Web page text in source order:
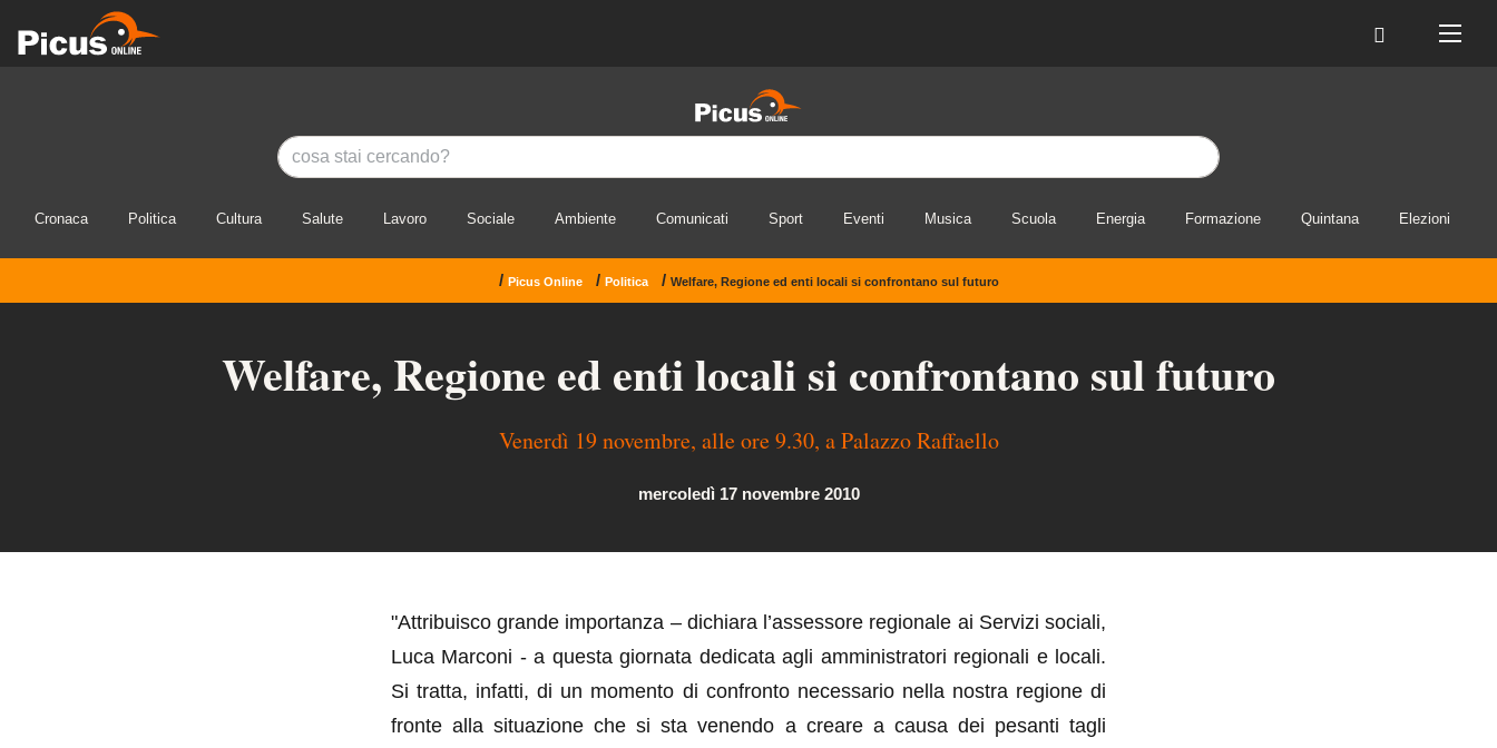
Cronaca Politica Cultura Salute Lavoro Sociale Ambiente Comunicati Sport Eventi Musica Scuola Energia Formazione Quintana Elezioni
/ Picus Online / Politica / Welfare, Regione ed enti locali si confrontano sul futuro
Welfare, Regione ed enti locali si confrontano sul futuro
Venerdì 19 novembre, alle ore 9.30, a Palazzo Raffaello
mercoledì 17 novembre 2010
"Attribuisco grande importanza – dichiara l’assessore regionale ai Servizi sociali,
Luca Marconi - a questa giornata dedicata agli amministratori regionali e locali.
Si tratta, infatti, di un momento di confronto necessario nella nostra regione di
fronte alla situazione che si sta venendo a creare a causa dei pesanti tagli